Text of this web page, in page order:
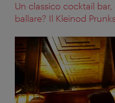
Un classico cocktail
ballare? Il Kleinod